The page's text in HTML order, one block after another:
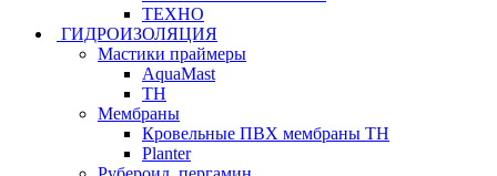
ТЕХНО
ГИДРОИЗОЛЯЦИЯ
Мастики праймеры
AquaMast
ТН
Мембраны
Кровельные ПВХ мембраны ТН
Planter